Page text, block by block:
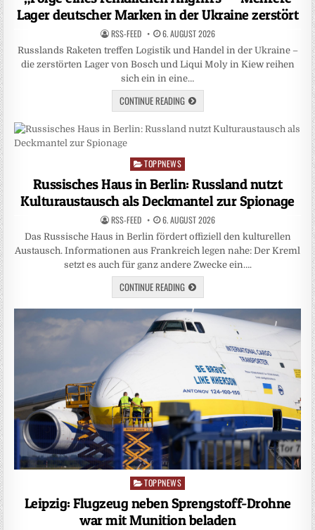
Lager deutscher Marken in der Ukraine zerstört
RSS-FEED 6. AUGUST 2026
Russlands Raketen treffen Logistik und Handel in der Ukraine –
die zerstörten Lager von Bosch und Liqui Moly in Kiew reihen
sich ein in eine…
CONTINUE READING
Posted
in
TOPPNEWS
Russisches Haus in Berlin: Russland nutzt
Kulturaustausch als Deckmantel zur Spionage
RSS-FEED 6. AUGUST 2026
Das Russische Haus in Berlin fördert offiziell den kulturellen
Austausch. Informationen aus Frankreich legen nahe: Der Kreml
setzt es auch für ganz andere Zwecke ein….
CONTINUE READING
Posted
TOPPNEWS
Leipzig: Flugzeug neben Sprengstoff-Drohne
war mit Munition beladen